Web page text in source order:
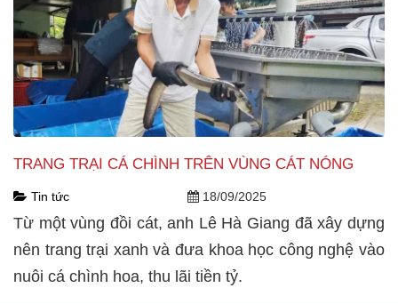
TRANG TRẠI CÁ CHÌNH TRÊN VÙNG CÁT NÓNG
Tin tức 18/09/2025
Từ một vùng đồi cát, anh Lê Hà Giang đã xây dựng
nên trang trại xanh và đưa khoa học công nghệ vào
nuôi cá chình hoa, thu lãi tiền tỷ.